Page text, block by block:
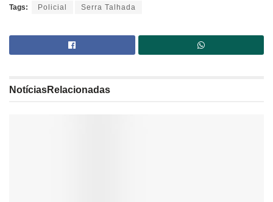
Tags: Policial Serra Talhada
NotíciasRelacionadas